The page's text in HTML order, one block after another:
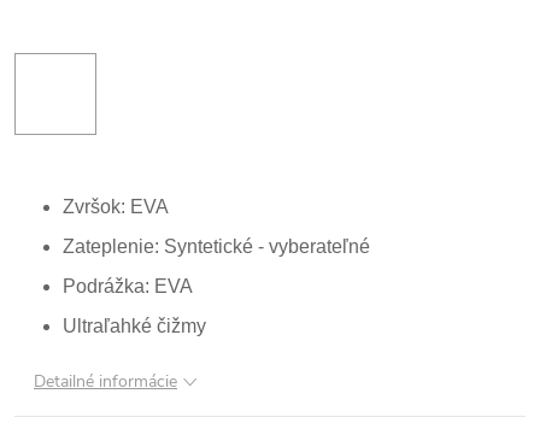
Zvršok: EVA
Zateplenie: Syntetické - vyberateľné
Podrážka: EVA
Ultraľahké čižmy
Detailné informácie